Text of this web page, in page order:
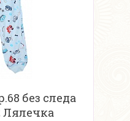
без следа
Лялечка